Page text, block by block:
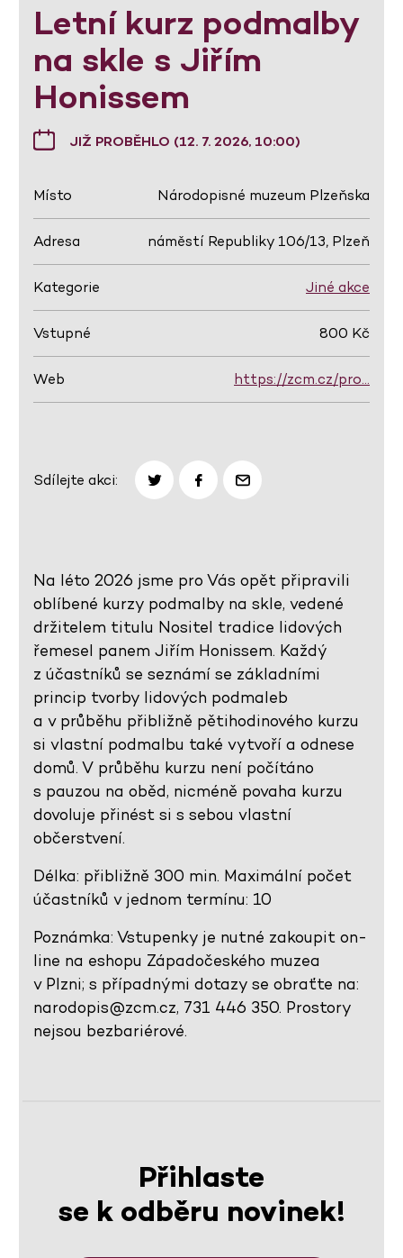
Letní kurz podmalby
na skle s Jiřím
Honissem
JIŽ PROBĚHLO (12. 7. 2026, 10:00)
Místo Národopisné muzeum Plzeňska
Adresa náměstí Republiky 106/13, Plzeň
Kategorie Jiné akce
Vstupné 800 Kč
Web https://zcm.cz/pro…
Sdílejte akci:
Na léto 2026 jsme pro Vás opět připravili
oblíbené kurzy podmalby na skle, vedené
držitelem titulu Nositel tradice lidových
řemesel panem Jiřím Honissem. Každý
z účastníků se seznámí se základními
princip tvorby lidových podmaleb
a v průběhu přibližně pětihodinového kurzu
si vlastní podmalbu také vytvoří a odnese
domů. V průběhu kurzu není počítáno
s pauzou na oběd, nicméně povaha kurzu
dovoluje přinést si s sebou vlastní
občerstvení.
Délka: přibližně 300 min. Maximální počet
účastníků v jednom termínu: 10
Poznámka: Vstupenky je nutné zakoupit on-
line na eshopu Západočeského muzea
v Plzni; s případnými dotazy se obraťte na:
narodopis@zcm.cz, 731 446 350. Prostory
nejsou bezbariérové.
Přihlaste
se k odběru novinek!